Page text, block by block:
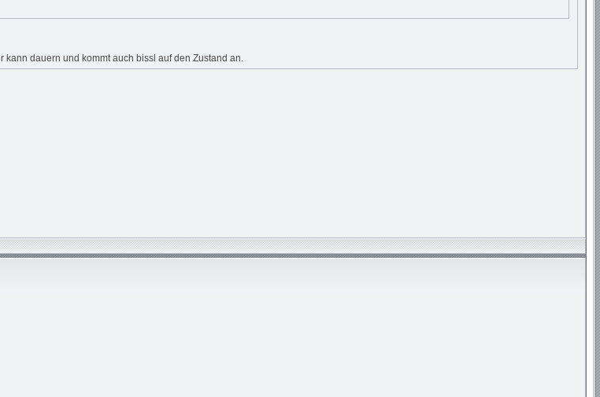
dauern und kommt auch bissl auf den Zustand an.